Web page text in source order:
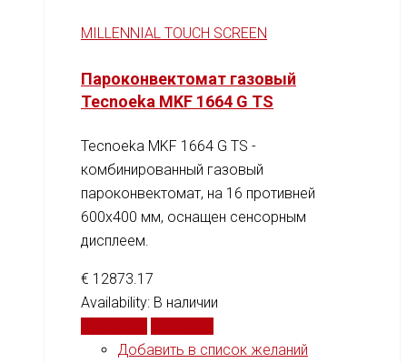
MILLENNIAL TOUCH SCREEN
Пароконвектомат газовый
Tecnoeka MKF 1664 G TS
Tecnoeka MKF 1664 G TS -
комбинированный газовый
пароконвектомат, на 16 противней
600x400 мм, оснащен сенсорным
дисплеем.
€ 12873.17
Availability: В наличии
Добавить в список желаний